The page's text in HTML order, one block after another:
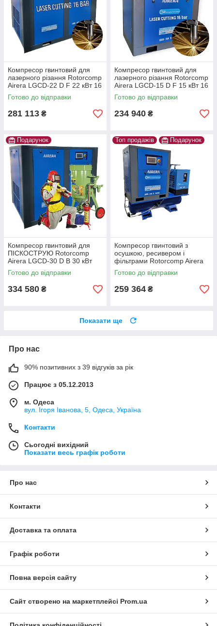
Компресор гвинтовий для
лазерного різання Rotorcomp
Airera LGCD-22 D F 22 кВт 16
барів Для тяжких умов! IP55
Готово до відправки
281 113 ₴
Компресор гвинтовий для
лазерного різання Rotorcomp
Airera LGCD-15 D F 15 кВт 16
барів Для тяжких умов! IP55
Готово до відправки
234 940 ₴
Подарунок
Компресор гвинтовий для
ПІСКОСТРУЮ Rotorcomp
Airera LGCD-30 D B 30 кВт
Для тяжких умов! IP55
Готово до відправки
334 580 ₴
Топ продажів Подарунок
Компресор гвинтовий з
осушкою, ресивером і
фільтрами Rotorcomp Airera
LGSD-11 D 11 кВт Для тяжких
умов! IP55
Готово до відправки
259 364 ₴
Показати ще
Про нас
90% позитивних з 39 відгуків за рік
Працює з 05.12.2013
м. Одеса
вул. Ігоря Іванова, 5, Одеса, Україна
Контакти
Сьогодні вихідний
Показати весь графік роботи
Про нас
Контакти
Доставка та оплата
Графік роботи
Повна версія сайту
Сайт створено на маркетплейсі Prom.ua